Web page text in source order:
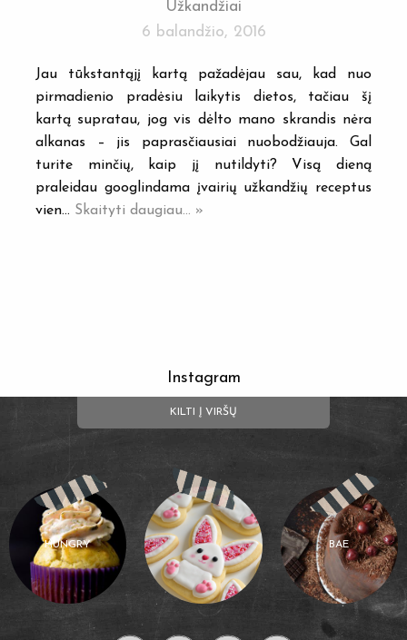
Užkandžiai
6 balandžio, 2016
Jau tūkstantąjį kartą pažadėjau sau, kad nuo
pirmadienio pradėsiu laikytis dietos, tačiau šį
kartą supratau, jog vis dėlto mano skrandis nėra
alkanas – jis paprasčiausiai nuobodžiauja. Gal
turite minčių, kaip jį nutildyti? Visą dieną
praleidau googlindama įvairių užkandžių receptus
vien… Skaityti daugiau... »
Instagram
KILTI Į VIRŠŲ
HUNGRY BAE